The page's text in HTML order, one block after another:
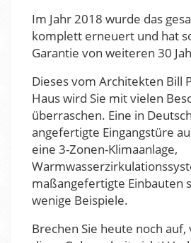
Im Jahr 2018 wurde das
komplett erneuert und hat
Garantie von weiteren 30
Dieses vom Architekten Bill
Haus wird Sie mit vielen
überraschen. Eine in
angefertigte Eingangstüre
eine 3-Zonen-Klimaanlage,
maßangefertigte Einbauten
wenige Beispiele.
Brechen Sie heute noch auf,